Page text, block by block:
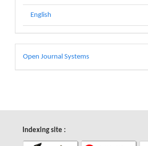
English
Developed
By
Open Journal Systems
Indexing site :